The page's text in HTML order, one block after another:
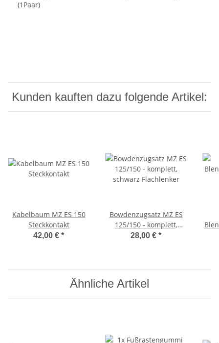
(1Paar)
Kunden kauften dazu folgende Artikel:
Kabelbaum MZ ES 150
Steckkontakt
42,00 € *
Bowdenzugsatz MZ ES
125/150 - komplett,
schwarz Flachlenker
28,00 € *
Ähnliche Artikel